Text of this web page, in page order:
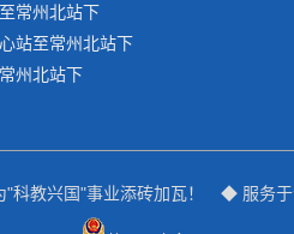
常州北站下
站至常州北站下
州北站下
"科教兴国"事业添砖加瓦！ ◆ 服务